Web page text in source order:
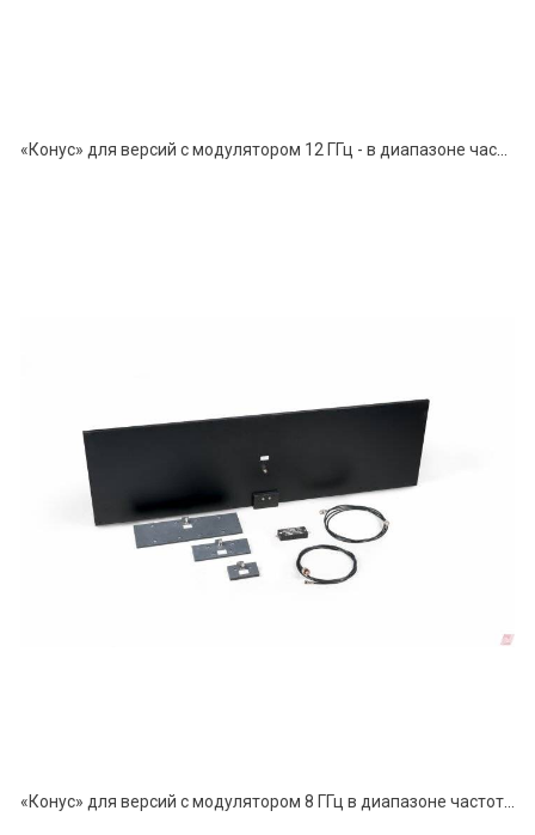
«Конус» для версий с модулятором 12 ГГц - в диапазоне частот от 100 МГц до 12 ГГц.